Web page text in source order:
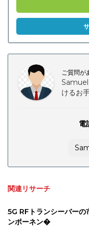
ツ、ラ
イブイ
ト、オ
ンスト
リーミ
グ）、
エンド
ユーザ
ー（プ
ロのス
キャ
キャ
キャ
ス、ブ
ロード
ご質問が
Samuel
けるお
電
関連リサーチ
5G RFトランシーバーの
ンポーネン�